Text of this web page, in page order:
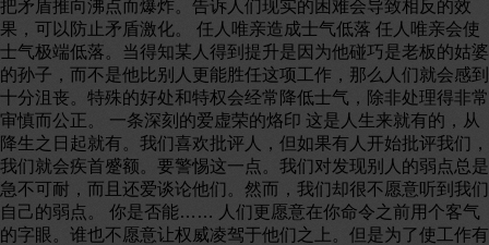
把矛盾推向沸点而爆炸。告诉人们现实的困难会导致相反的效
果，可以防止矛盾激化。 任人唯亲造成士气低落 任人唯亲会使
士气极端低落。当得知某人得到提升是因为他碰巧是老板的姑婆
的孙子，而不是他比别人更能胜任这项工作，那么人们就会感到
十分沮丧。特殊的好处和特权会经常降低士气，除非处理得非常
审慎而公正。 一条深刻的爱虚荣的烙印 这是人生来就有的，从
降生之日起就有。我们喜欢批评人，但如果有人开始批评我们，
我们就会疾首蹙额。要警惕这一点。我们对发现别人的弱点总是
急不可耐，而且还爱谈论他们。然而，我们却很不愿意听到我们
自己的弱点。 你是否能…… 人们更愿意在你命令之前用个客气
的字眼。谁也不愿意让权威凌驾于他们之上。但是为了使工作有